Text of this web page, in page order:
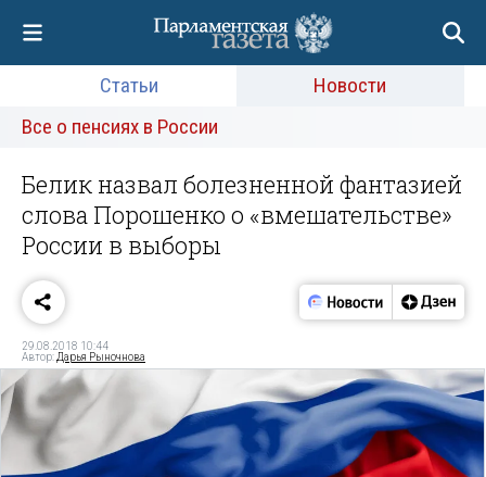
Статьи
Новости
Все о пенсиях в России
Белик назвал болезненной фантазией
слова Порошенко о «вмешательстве»
России в выборы
29.08.2018 10:44
Автор: Дарья Рыночнова